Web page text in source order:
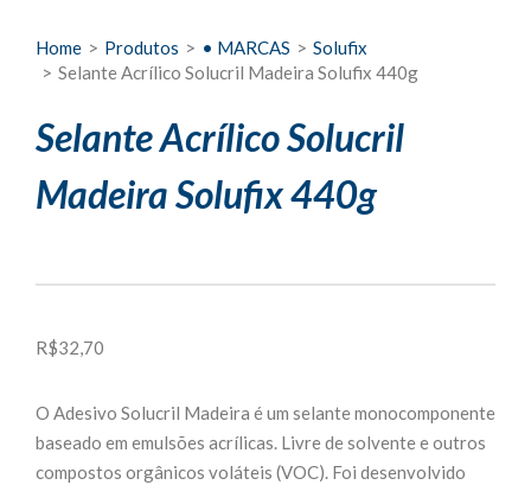
Home > Produtos > • MARCAS > Solufix
> Selante Acrílico Solucril Madeira Solufix 440g
Selante Acrílico Solucril
Madeira Solufix 440g
R$32,70
O Adesivo Solucril Madeira é um selante monocomponente
baseado em emulsões acrílicas. Livre de solvente e outros
compostos orgânicos voláteis (VOC). Foi desenvolvido